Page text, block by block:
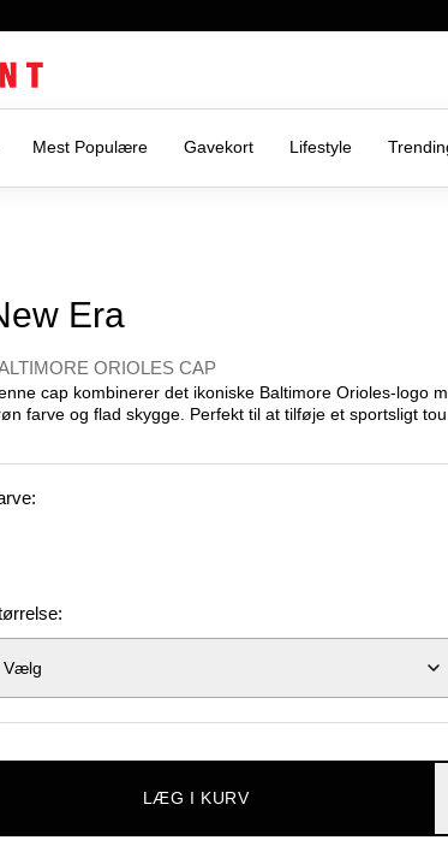
Mest Populære Gavekort Lifestyle
Era
ORIOLES CAP
cap kombinerer det ikoniske Baltimore Orioles-logo
farve og flad skygge. Perfekt til at tilføje et sportsligt
Vælg
LÆG I KURV